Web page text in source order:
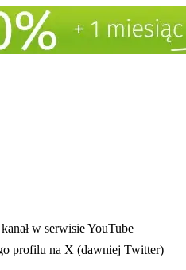
nowej karciew serwisie YouTube
profilu na X (dawniej Twitter)